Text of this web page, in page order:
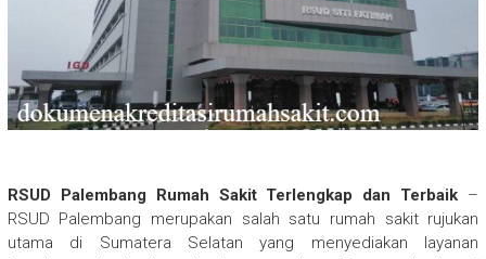
RSUD Palembang Rumah Sakit Terlengkap dan Terbaik –
RSUD Palembang merupakan salah satu rumah sakit rujukan
utama di Sumatera Selatan yang menyediakan layanan